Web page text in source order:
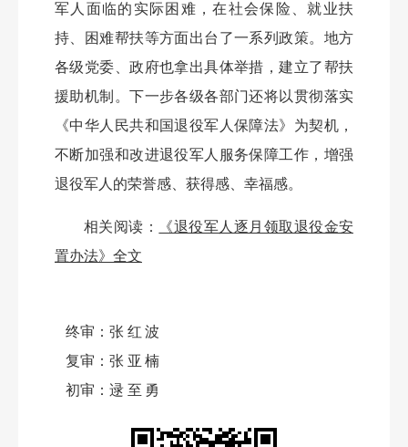
军人面临的实际困难，在社会保险、就业扶
持、困难帮扶等方面出台了一系列政策。地方
各级党委、政府也拿出具体举措，建立了帮扶
援助机制。下一步各级各部门还将以贯彻落实
《中华人民共和国退役军人保障法》为契机，
不断加强和改进退役军人服务保障工作，增强
退役军人的荣誉感、获得感、幸福感。
相关阅读：
《退役军人逐月领取退役金安
置办法》全文
终审： 张红波
复审： 张亚楠
初审： 逯至勇